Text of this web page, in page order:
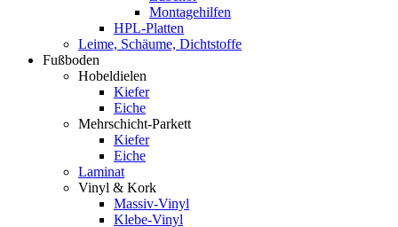
Montagehilfen
HPL-Platten
Leime, Schäume, Dichtstoffe
Fußboden
Hobeldielen
Kiefer
Eiche
Mehrschicht-Parkett
Kiefer
Eiche
Laminat
Vinyl & Kork
Massiv-Vinyl
Klebe-Vinyl